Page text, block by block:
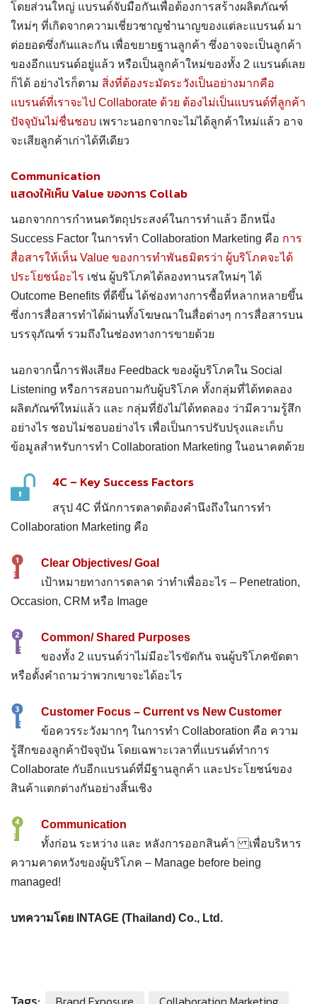
โดยส่วนใหญ่ แบรนด์จับมือกันเพื่อต้องการสร้างผลิตภัณฑ์
ใหม่ๆ ที่เกิดจากความเชี่ยวชาญชำนาญของแต่ละแบรนด์ มา
ต่อยอดซึ่งกันและกัน เพื่อขยายฐานลูกค้า ซึ่งอาจจะเป็นลูกค้า
ของอีกแบรนด์อยู่แล้ว หรือเป็นลูกค้าใหม่ของทั้ง 2 แบรนด์เลย
ก็ได้ อย่างไรก็ตาม สิ่งที่ต้องระมัดระวังเป็นอย่างมากคือ
แบรนด์ที่เราจะไป Collaborate ด้วย ต้องไม่เป็นแบรนด์ที่ลูกค้า
ปัจจุบันไม่ชื่นชอบ เพราะนอกจากจะไม่ได้ลูกค้าใหม่แล้ว อาจ
จะเสียลูกค้าเก่าได้ทีเดียว
Communication
แสดงให้เห็น Value ของการ Collab
นอกจากการกำหนดวัตถุประสงค์ในการทำแล้ว อีกหนึ่ง
Success Factor ในการทำ Collaboration Marketing คือ การ
สื่อสารให้เห็น Value ของการทำพันธมิตรว่า ผู้บริโภคจะได้
ประโยชน์อะไร เช่น ผู้บริโภคได้ลองทานรสใหม่ๆ ได้
Outcome Benefits ที่ดีขึ้น ได้ช่องทางการซื้อที่หลากหลายขึ้น
ซึ่งการสื่อสารทำได้ผ่านทั้งโฆษณาในสื่อต่างๆ การสื่อสารบน
บรรจุภัณฑ์ รวมถึงในช่องทางการขายด้วย
นอกจากนี้การฟังเสียง Feedback ของผู้บริโภคใน Social
Listening หรือการสอบถามกับผู้บริโภค ทั้งกลุ่มที่ได้ทดลอง
ผลิตภัณฑ์ใหม่แล้ว และ กลุ่มที่ยังไม่ได้ทดลอง ว่ามีความรู้สึก
อย่างไร ชอบไม่ชอบอย่างไร เพื่อเป็นการปรับปรุงและเก็บ
ข้อมูลสำหรับการทำ Collaboration Marketing ในอนาคตด้วย
4C – Key Success Factors
สรุป 4C ที่นักการตลาดต้องคำนึงถึงในการทำ
Collaboration Marketing คือ
Clear Objectives/ Goal
เป้าหมายทางการตลาด ว่าทำเพื่ออะไร – Penetration,
Occasion, CRM หรือ Image
Common/ Shared Purposes
ของทั้ง 2 แบรนด์ว่าไม่มีอะไรขัดกัน จนผู้บริโภคขัดตา
หรือตั้งคำถามว่าพวกเขาจะได้อะไร
Customer Focus – Current vs New Customer
ข้อควรระวังมากๆ ในการทำ Collaboration คือ ความ
รู้สึกของลูกค้าปัจจุบัน โดยเฉพาะเวลาที่แบรนด์ทำการ
Collaborate กับอีกแบรนด์ที่มีฐานลูกค้า และประโยชน์ของ
สินค้าแตกต่างกันอย่างสิ้นเชิง
Communication
ทั้งก่อน ระหว่าง และ หลังการออกสินค้า เพื่อบริหาร
ความคาดหวังของผู้บริโภค – Manage before being
managed!
บทความโดย INTAGE (Thailand) Co., Ltd.